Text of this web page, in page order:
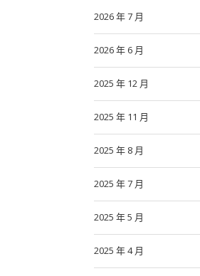
2026 年 7 月
2026 年 6 月
2025 年 12 月
2025 年 11 月
2025 年 8 月
2025 年 7 月
2025 年 5 月
2025 年 4 月